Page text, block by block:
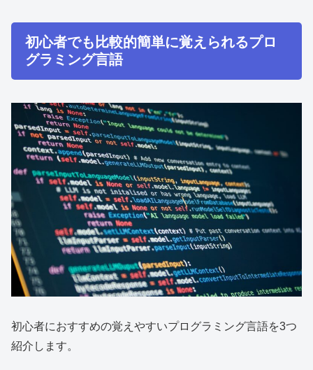
初心者でも比較的簡単に覚えられるプロ
グラミング言語
初心者におすすめの覚えやすいプログラミング言語を3つ
紹介します。